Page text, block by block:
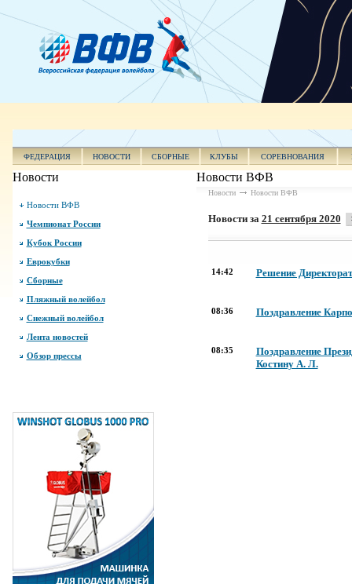
ФЕДЕРАЦИЯ НОВОСТИ СБОРНЫЕ КЛУБЫ СОРЕВНОВАНИЯ
Новости
Новости ВФВ
Чемпионат России
Кубок России
Еврокубки
Сборные
Пляжный волейбол
Снежный волейбол
Лента новостей
Обзор прессы
Новости ВФВ
Новости Новости ВФВ
Новости за 21 сентября 2020
14:42 Решение
08:36 Поздравление
08:35
Поздравление
Костину А. Л.